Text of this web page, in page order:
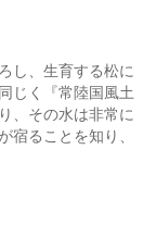
し、生育する松に
じく『常陸国風土
、その水は非常に
宿ることを知り、